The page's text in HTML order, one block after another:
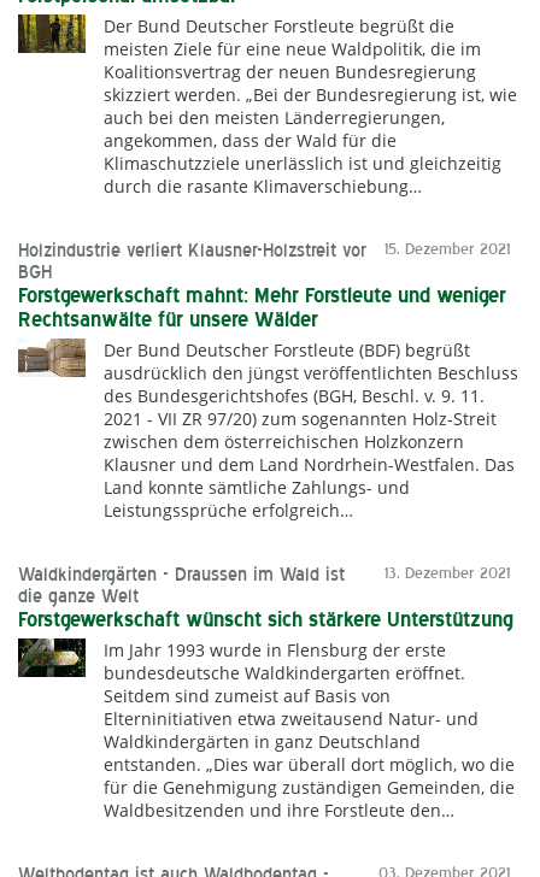
Der Bund Deutscher Forstleute begrüßt die
meisten Ziele für eine neue Waldpolitik, die im
Koalitionsvertrag der neuen Bundesregierung
skizziert werden. „Bei der Bundesregierung ist, wie
auch bei den meisten Länderregierungen,
angekommen, dass der Wald für die
Klimaschutzziele unerlässlich ist und gleichzeitig
durch die rasante Klimaverschiebung…
15. Dezember 2021
Holzindustrie verliert Klausner-Holzstreit vor
BGH
Forstgewerkschaft mahnt: Mehr Forstleute und weniger
Rechtsanwälte für unsere Wälder
Der Bund Deutscher Forstleute (BDF) begrüßt
ausdrücklich den jüngst veröffentlichten Beschluss
des Bundesgerichtshofes (BGH, Beschl. v. 9. 11.
2021 - VII ZR 97/20) zum sogenannten Holz-Streit
zwischen dem österreichischen Holzkonzern
Klausner und dem Land Nordrhein-Westfalen. Das
Land konnte sämtliche Zahlungs- und
Leistungssprüche erfolgreich…
13. Dezember 2021
Waldkindergärten - Draussen im Wald ist
die ganze Welt
Forstgewerkschaft wünscht sich stärkere Unterstützung
Im Jahr 1993 wurde in Flensburg der erste
bundesdeutsche Waldkindergarten eröffnet.
Seitdem sind zumeist auf Basis von
Elterninitiativen etwa zweitausend Natur- und
Waldkindergärten in ganz Deutschland
entstanden. „Dies war überall dort möglich, wo die
für die Genehmigung zuständigen Gemeinden, die
Waldbesitzenden und ihre Forstleute den…
03. Dezember 2021